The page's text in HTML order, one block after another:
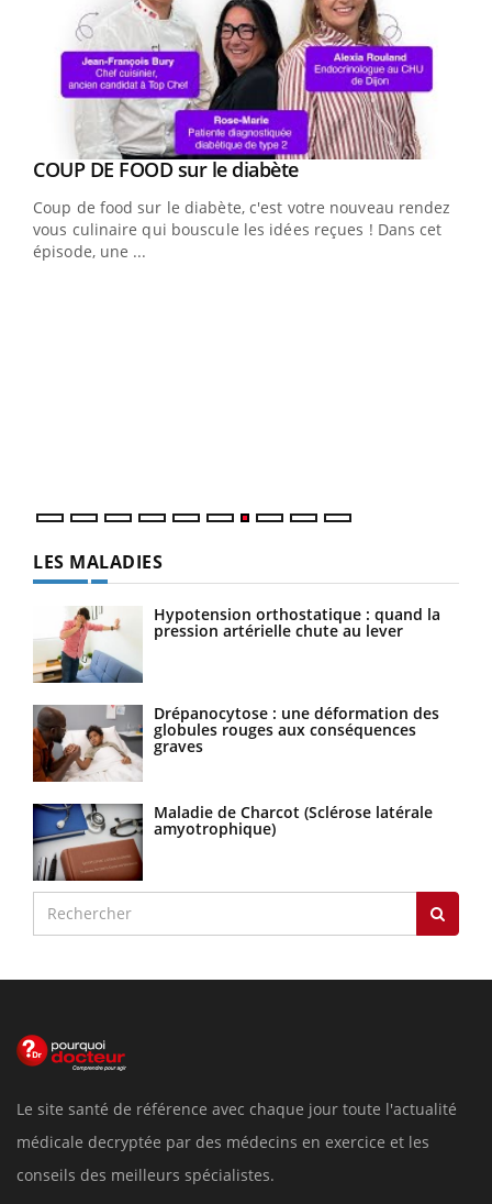
Youtube
COUP DE FOOD sur le diabèteYoutube
Coup de food sur le diabète, c'est votre nouveau rendez-
vous culinaire qui bouscule les idées reçues ! Dans cet
épisode, une ...
LES MALADIES
Hypotension orthostatique : quand la
pression artérielle chute au lever
Drépanocytose : une déformation des
globules rouges aux conséquences
graves
Maladie de Charcot (Sclérose latérale
amyotrophique)
Le site santé de référence avec chaque jour toute l'actualité
médicale decryptée par des médecins en exercice et les
conseils des meilleurs spécialistes.